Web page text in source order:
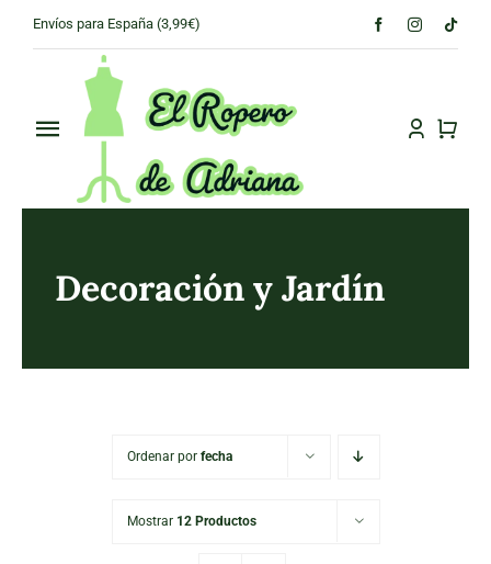
Envíos para España (3,99€)
Toggle
Navigation
PRINCIPAL
Decoración y Jardín
Ordenar por fecha
Mostrar 12 Productos